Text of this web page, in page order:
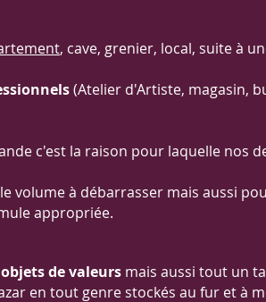
, cave, grenier, local, suite à
(Atelier d'Artiste, magasin,
c'est la raison pour laquelle nos
volume à débarrasser mais aussi
appropriée.
objets de valeurs mais aussi tout un
en tout genre stockés au fur et à